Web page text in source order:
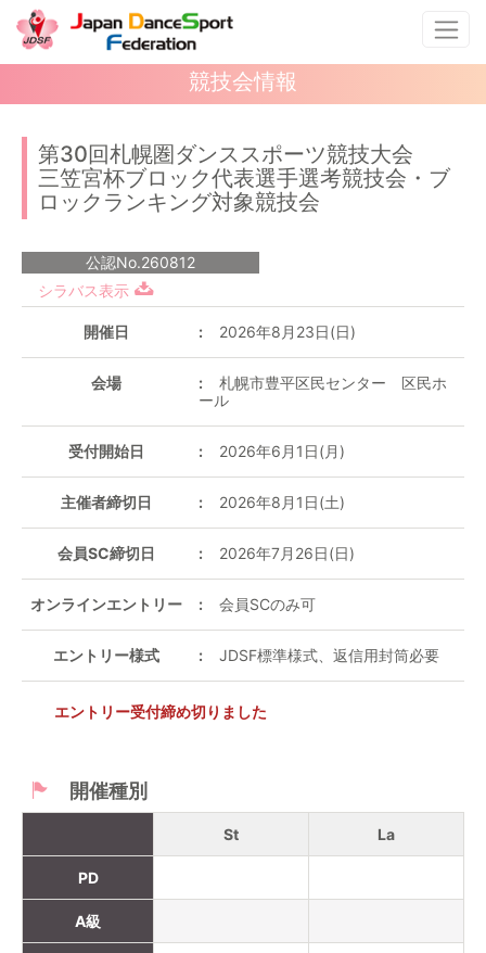
競技会情報
第30回札幌圏ダンススポーツ競技大会
三笠宮杯ブロック代表選手選考競技会・ブ
ロックランキング対象競技会
公認No.260812
シラバス表示
開催日 2026年8月23日(日)
会場
札幌市豊平区民センター 区民ホ
ール
受付開始日 2026年6月1日(月)
主催者締切日 2026年8月1日(土)
会員SC締切日 2026年7月26日(日)
オンラインエントリー 会員SCのみ可
エントリー様式 JDSF標準様式、返信用封筒必要
エントリー受付締め切りました
開催種別
PD
A級
St La